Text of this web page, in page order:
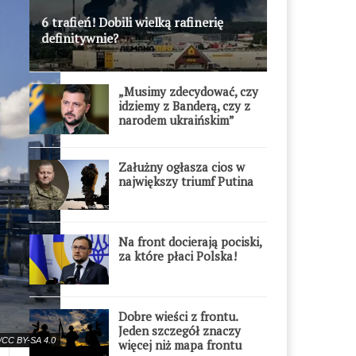
BY-SA 4.0
6 trafień! Dobili wielką rafinerię
definitywnie?
„Musimy zdecydować, czy
idziemy z Banderą, czy z
narodem ukraińskim”
Załużny ogłasza cios w
największy triumf Putina
Na front docierają pociski,
za które płaci Polska!
Dobre wieści z frontu.
Jeden szczegół znaczy
więcej niż mapa frontu